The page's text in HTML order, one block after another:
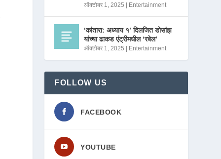
ऑक्टोबर 1, 2025 Entertainment
‘कांतारा: अध्याय १’ दिलजित डोसांझ
यांच्या ढाकड एंट्रीमधील ‘रबेल’
ऑक्टोबर 1, 2025 Entertainment
FOLLOW US
FACEBOOK
YOUTUBE